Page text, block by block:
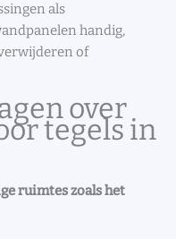
als
handig,
of
over
tegels in
ruimtes zoals het